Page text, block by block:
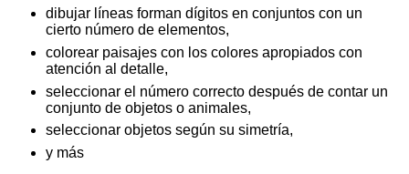
dibujar líneas forman dígitos en conjuntos con un
cierto número de elementos,
colorear paisajes con los colores apropiados con
atención al detalle,
seleccionar el número correcto después de contar un
conjunto de objetos o animales,
seleccionar objetos según su simetría,
y más